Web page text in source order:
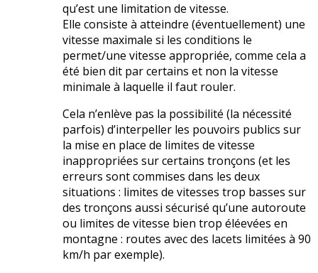
qu’est une limitation de vitesse.
Elle consiste à atteindre (éventuellement) une
vitesse maximale si les conditions le
permet/une vitesse appropriée, comme cela a
été bien dit par certains et non la vitesse
minimale à laquelle il faut rouler.
Cela n’enlève pas la possibilité (la nécessité
parfois) d’interpeller les pouvoirs publics sur
la mise en place de limites de vitesse
inappropriées sur certains tronçons (et les
erreurs sont commises dans les deux
situations : limites de vitesses trop basses sur
des tronçons aussi sécurisé qu’une autoroute
ou limites de vitesse bien trop éléevées en
montagne : routes avec des lacets limitées à 90
km/h par exemple).